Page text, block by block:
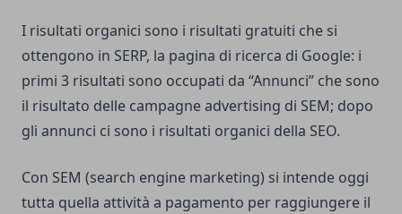
I risultati organici sono i risultati gratuiti che si
ottengono in SERP, la pagina di ricerca di Google: i
primi 3 risultati sono occupati da “Annunci” che sono
il risultato delle campagne advertising di SEM; dopo
gli annunci ci sono i risultati organici della SEO.
Con SEM (search engine marketing) si intende oggi
tutta quella attività a pagamento per raggiungere il